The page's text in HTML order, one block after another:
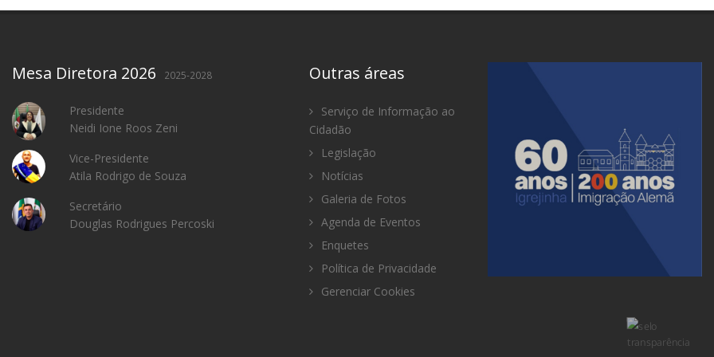
Mesa Diretora 2026 2025-2028
Presidente
Neidi Ione Roos Zeni
Vice-Presidente
Atila Rodrigo de Souza
Secretário
Douglas Rodrigues Percoski
Outras áreas
Serviço de Informação ao
Cidadão
Legislação
Notícias
Galeria de Fotos
Agenda de Eventos
Enquetes
Política de Privacidade
Gerenciar Cookies